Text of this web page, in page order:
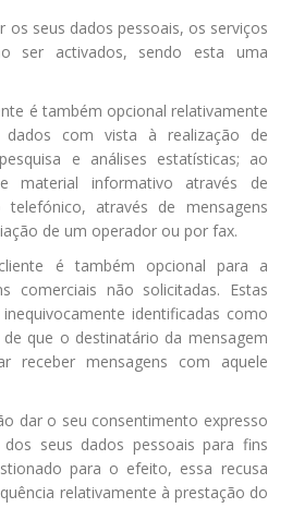
os seus dados pessoais, os serviços
ser activados, sendo esta uma
é também opcional relativamente
dados com vista à realização de
e análises estatísticas; ao
material informativo através de
telefónico, através de mensagens
de um operador ou por fax.
é também opcional para a
comerciais não solicitadas. Estas
identificadas como
que o destinatário da mensagem
receber mensagens com aquele
dar o seu consentimento expresso
seus dados pessoais para fins
para o efeito, essa recusa
relativamente à prestação do